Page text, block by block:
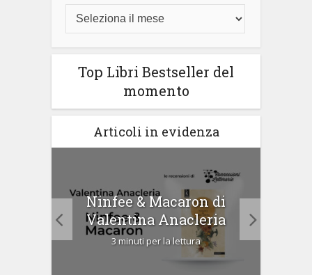
Top Libri Bestseller del
momento
Articoli in evidenza
Ninfee & Macaron di
Valentina Anacleria
3 minuti per la lettura